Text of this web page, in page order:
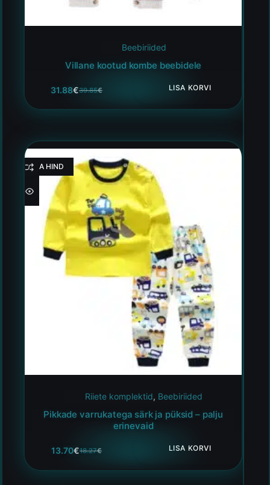
Beebiriided
Villane kootud kombe beebidele
39.85€
31.88€ LISA KORVI
HEA HIND
Riiete komplektid, Beebiriided
Pikkade varrukatega särk ja püksid – palju
erinevaid
18.27€
13.70€ LISA KORVI